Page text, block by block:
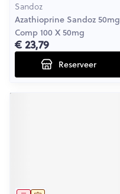
Sandoz
Azathioprine Sandoz 50mg
Comp 100 X 50mg
€ 23,79
Reserveer